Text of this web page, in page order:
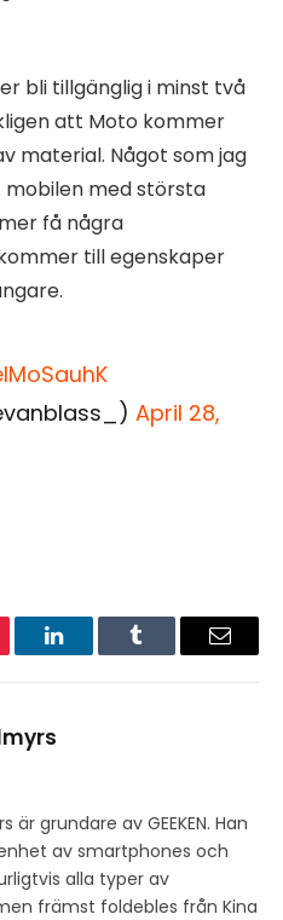
bli tillgänglig i minst två
att Moto kommer
material. Något som jag
med största
få några
till egenskaper
April 28,
LinkedInTumblr Email
är grundare av GEEKEN. Han
av smartphones och
alla typer av
främst foldebles från Kina